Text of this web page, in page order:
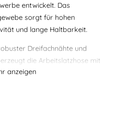
entwickelt. Das
sorgt für hohen
und lange Haltbarkeit.
Dreifachnähte und
die Arbeitslatzhose mit
Details für den